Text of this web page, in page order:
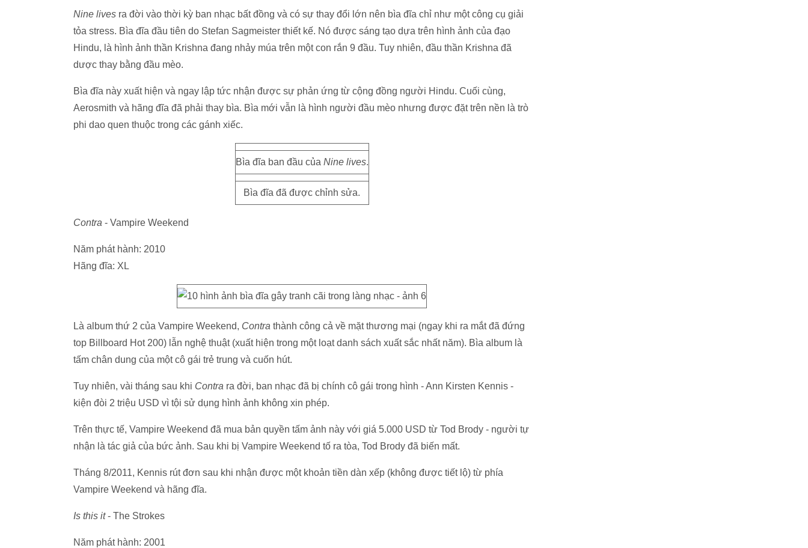
Nine lives ra đời vào thời kỳ ban nhạc bất đồng và có sự thay đổi lớn nên bìa đĩa chỉ như một công cụ giải
tỏa stress. Bìa đĩa đầu tiên do Stefan Sagmeister thiết kế. Nó được sáng tạo dựa trên hình ảnh của đạo
Hindu, là hình ảnh thần Krishna đang nhảy múa trên một con rắn 9 đầu. Tuy nhiên, đầu thần Krishna đã
dược thay bằng đầu mèo.
Bìa đĩa này xuất hiện và ngay lập tức nhận được sự phản ứng từ cộng đồng người Hindu. Cuối cùng,
Aerosmith và hãng đĩa đã phải thay bìa. Bìa mới vẫn là hình người đầu mèo nhưng được đặt trên nền là trò
phi dao quen thuộc trong các gánh xiếc.
Bìa đĩa ban đầu của Nine lives.
Bìa đĩa đã được chỉnh sửa.
Contra - Vampire Weekend
Năm phát hành: 2010
Hãng đĩa: XL
Là album thứ 2 của Vampire Weekend, Contra thành công cả về mặt thương mại (ngay khi ra mắt đã đứng
top Billboard Hot 200) lẫn nghệ thuật (xuất hiện trong một loạt danh sách xuất sắc nhất năm). Bìa album là
tấm chân dung của một cô gái trẻ trung và cuốn hút.
Tuy nhiên, vài tháng sau khi Contra ra đời, ban nhạc đã bị chính cô gái trong hình - Ann Kirsten Kennis -
kiện đòi 2 triệu USD vì tội sử dụng hình ảnh không xin phép.
Trên thực tế, Vampire Weekend đã mua bản quyền tấm ảnh này với giá 5.000 USD từ Tod Brody - người tự
nhận là tác giả của bức ảnh. Sau khi bị Vampire Weekend tố ra tòa, Tod Brody đã biến mất.
Tháng 8/2011, Kennis rút đơn sau khi nhận được một khoản tiền dàn xếp (không được tiết lộ) từ phía
Vampire Weekend và hãng đĩa.
Is this it- The Strokes
Năm phát hành: 2001